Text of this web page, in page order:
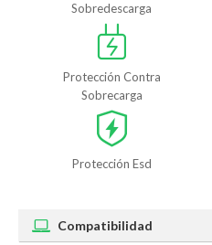
Sobredescarga
Protección Contra
Sobrecarga
Protección Esd
Compatibilidad